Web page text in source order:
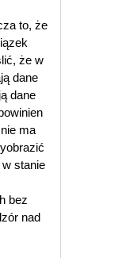
to, że
że w
dane
dane
ma
stanie
bez
nad